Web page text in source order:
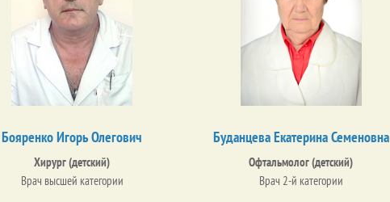
Бояренко Игорь Олегович
Хирург (детский)
Врач высшей категории
Буданцева Екатерина Семеновна
Офтальмолог (детский)
Врач 2-й категории